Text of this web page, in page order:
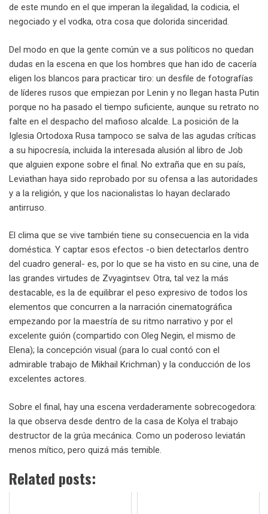
de este mundo en el que imperan la ilegalidad, la codicia, el
negociado y el vodka, otra cosa que dolorida sinceridad.
Del modo en que la gente común ve a sus políticos no quedan
dudas en la escena en que los hombres que han ido de cacería
eligen los blancos para practicar tiro: un desfile de fotografías
de líderes rusos que empiezan por Lenin y no llegan hasta Putin
porque no ha pasado el tiempo suficiente, aunque su retrato no
falte en el despacho del mafioso alcalde. La posición de la
Iglesia Ortodoxa Rusa tampoco se salva de las agudas críticas
a su hipocresía, incluida la interesada alusión al libro de Job
que alguien expone sobre el final. No extraña que en su país,
Leviathan haya sido reprobado por su ofensa a las autoridades
y a la religión, y que los nacionalistas lo hayan declarado
antirruso.
El clima que se vive también tiene su consecuencia en la vida
doméstica. Y captar esos efectos -o bien detectarlos dentro
del cuadro general- es, por lo que se ha visto en su cine, una de
las grandes virtudes de Zvyagintsev. Otra, tal vez la más
destacable, es la de equilibrar el peso expresivo de todos los
elementos que concurren a la narración cinematográfica
empezando por la maestría de su ritmo narrativo y por el
excelente guión (compartido con Oleg Negin, el mismo de
Elena); la concepción visual (para lo cual contó con el
admirable trabajo de Mikhail Krichman) y la conducción de los
excelentes actores.
Sobre el final, hay una escena verdaderamente sobrecogedora:
la que observa desde dentro de la casa de Kolya el trabajo
destructor de la grúa mecánica. Como un poderoso leviatán
menos mítico, pero quizá más temible.
Related posts: